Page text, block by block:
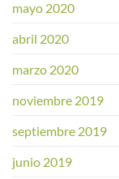
mayo 2020
abril 2020
marzo 2020
noviembre 2019
septiembre 2019
junio 2019